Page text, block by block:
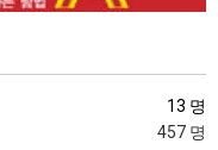
13 명
457 명